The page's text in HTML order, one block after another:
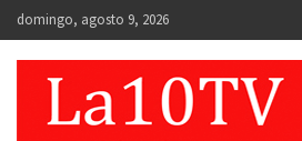
Skip
to
content
domingo, agosto 9, 2026